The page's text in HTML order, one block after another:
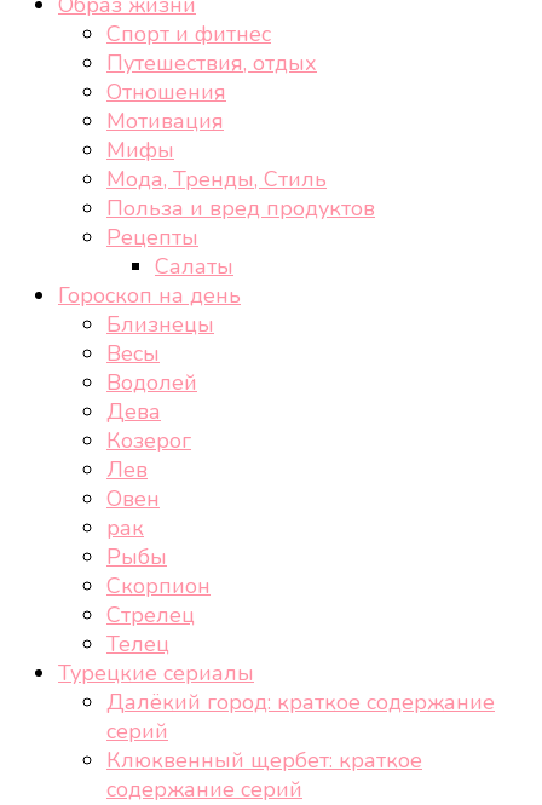
Спорт и фитнес
Путешествия, отдых
Отношения
Мотивация
Мифы
Мода, Тренды, Стиль
Польза и вред продуктов
Рецепты
Салаты
Гороскоп на день
Близнецы
Весы
Водолей
Дева
Козерог
Лев
Овен
рак
Рыбы
Скорпион
Стрелец
Телец
Турецкие сериалы
Далёкий город: краткое содержание
серий
Клюквенный щербет: краткое
содержание серий